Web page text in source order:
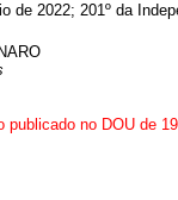
de 2022; 201º da
publicado no DOU de